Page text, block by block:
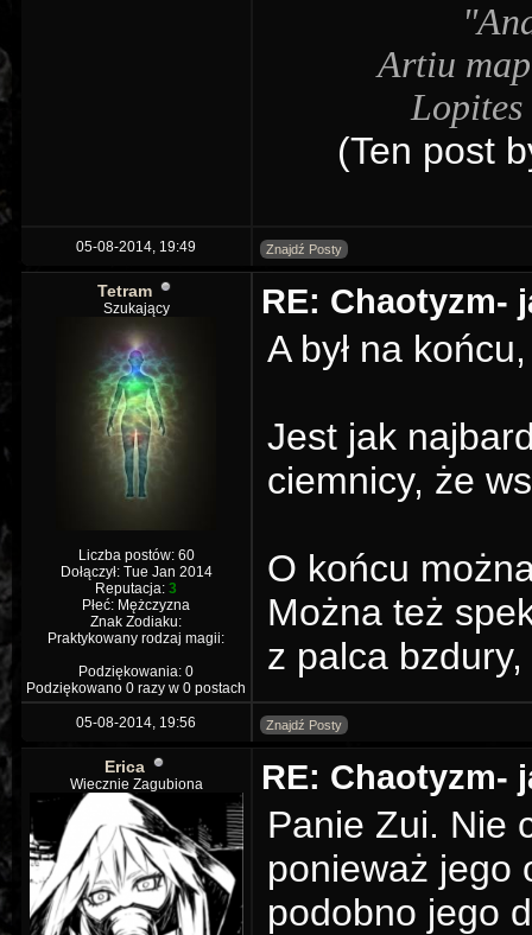
Artiu
(Ten post
05-08-2014, 19:49 Znajdź Posty
Tetram
Szukający
Liczba postów: 60
Dołączył: Tue Jan 2014
Reputacja: 3
Płeć: Mężczyzna
Znak Zodiaku:
Praktykowany rodzaj magii:
Podziękowania: 0
Podziękowano 0 razy w 0 postach
RE: Chaotyzm-
A był na
Jest jak
ciemnicy, że
O końcu
Można też
z palca bzdury,
05-08-2014, 19:56 Znajdź Posty
Erica
Wiecznie Zagubiona RE: Chaotyzm-
Panie Zui. Nie
ponieważ jego
podobno jego